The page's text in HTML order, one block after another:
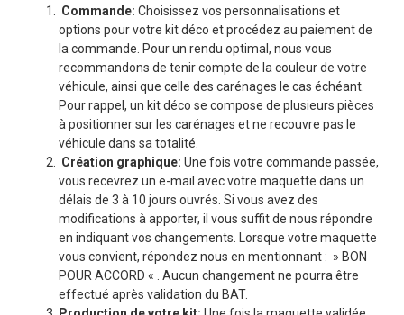
Commande: Choisissez vos personnalisations et
options pour votre kit déco et procédez au paiement de
la commande. Pour un rendu optimal, nous vous
recommandons de tenir compte de la couleur de votre
véhicule, ainsi que celle des carénages le cas échéant.
Pour rappel, un kit déco se compose de plusieurs pièces
à positionner sur les carénages et ne recouvre pas le
véhicule dans sa totalité.
Création graphique: Une fois votre commande passée,
vous recevrez un e-mail avec votre maquette dans un
délais de 3 à 10 jours ouvrés. Si vous avez des
modifications à apporter, il vous suffit de nous répondre
en indiquant vos changements. Lorsque votre maquette
vous convient, répondez nous en mentionnant : » BON
POUR ACCORD « . Aucun changement ne pourra être
effectué après validation du BAT.